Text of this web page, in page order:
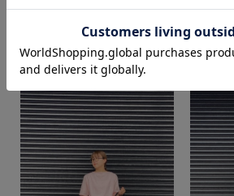
価格
商品タイプ
ｒｉｎｏ
156cm